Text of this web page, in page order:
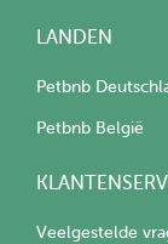
LANDEN
Petbnb
Petbnb België
Veelgestelde